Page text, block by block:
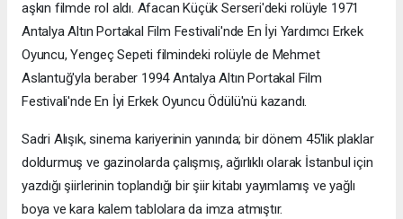
aşkın filmde rol aldı. Afacan Küçük Serseri'deki rolüyle 1971
Antalya Altın Portakal Film Festivali'nde En İyi Yardımcı Erkek
Oyuncu, Yengeç Sepeti filmindeki rolüyle de Mehmet
Aslantuğ'yla beraber 1994 Antalya Altın Portakal Film
Festivali'nde En İyi Erkek Oyuncu Ödülü'nü kazandı.
Sadri Alışık, sinema kariyerinin yanında; bir dönem 45'lik plaklar
doldurmuş ve gazinolarda çalışmış, ağırlıklı olarak İstanbul için
yazdığı şiirlerinin toplandığı bir şiir kitabı yayımlamış ve yağlı
boya ve kara kalem tablolara da imza atmıştır.